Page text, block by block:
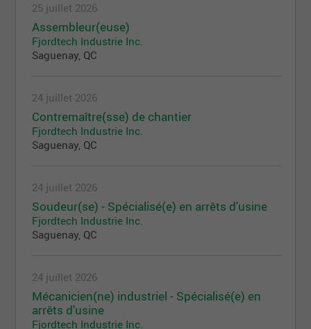
25 juillet 2026
Assembleur(euse)
Fjordtech Industrie Inc.
Saguenay, QC
24 juillet 2026
Contremaître(sse) de chantier
Fjordtech Industrie Inc.
Saguenay, QC
24 juillet 2026
Soudeur(se) - Spécialisé(e) en arrêts d'usine
Fjordtech Industrie Inc.
Saguenay, QC
24 juillet 2026
Mécanicien(ne) industriel - Spécialisé(e) en
arrêts d'usine
Fjordtech Industrie Inc.